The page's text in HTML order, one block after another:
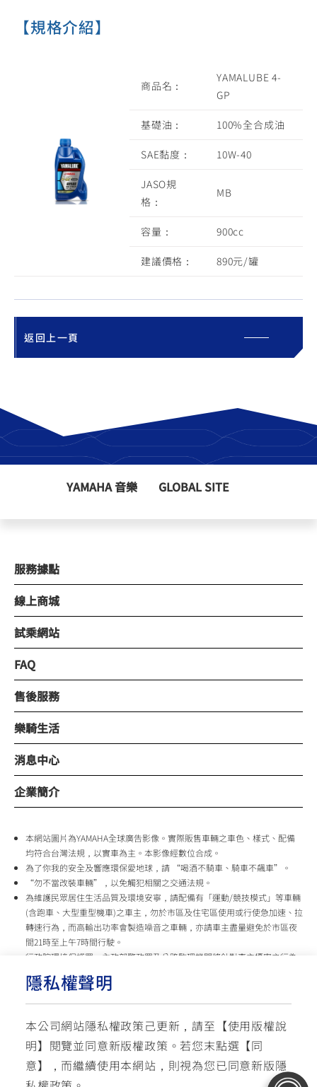
隱私權聲明
本公司網站隱私權政策己更新，請至【使用版權說
明】閱覽並同意新版權政策。 若您末點選【同
意】，而繼續使用本網站，則視為您已同意新版隱
【規格介紹】
商品名：
YAMALUBE 4-
GP
基礎油： 100%全合成油
SAE黏度： 10W-40
JASO規
格：
MB
容量： 900cc
建議價格： 890元/罐
返回上一頁
YAMAHA 音樂 GLOBAL SITE
服務據點
線上商城
試乘網站
FAQ
售後服務
樂騎生活
消息中心
企業簡介
本網站圖片為YAMAHA全球廣告影像。實際販售車輛之車色、樣式、配備
均符合台灣法規，以實車為主。本影像經數位合成。
為了你我的安全及響應環保愛地球，請 “喝酒不騎車、騎車不飆車”。
“勿不當改裝車輛”，以免觸犯相關之交通法規。
為維護民眾居住生活品質及環境安寧，請配備有「運動/競技模式」等車輛
(含跑車、大型重型機車)之車主，勿於市區及住宅區使用或行使急加速、拉
轉速行為，而高輸出功率會製造噪音之車輛，亦請車主盡量避免於市區夜
間21時至上午7時間行駛。
行政院環境保護署、內政部警政署及公路監理機關將針對車主擾寧之行為
台灣山葉機車 關心您
使用版權說明 隱私權政策 交通安全入口網
☏ 免付費客服專線: 0800-631-680 ✉ 聯繫客服
每週一 ~ 五 08:00~12:10 / 13:00~16:40(國定假日與公司假日除外)
© YAMAHA MOTOR TAIWAN CO., LTD. All Rights Reserved.